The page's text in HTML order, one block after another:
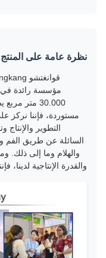
نظرة عامة على المنتج
مؤسسة رائدة في
30.000
مستوردة، فإننا نركز
التطوير
السائلة عن طريق الفم
والهلام وما إلى ذلك.
والقدرة الإنتاجية لدينا،